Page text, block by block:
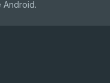
Android.